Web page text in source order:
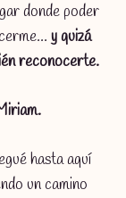
donde poder
y quizá
reconocerte.
hasta aquí
un camino